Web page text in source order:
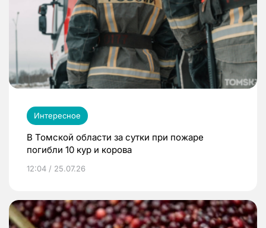
Интересное
В Томской области за сутки при пожаре
погибли 10 кур и корова
12:04 / 25.07.26